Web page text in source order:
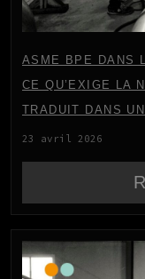
ASME BPE DANS
CE QU’EXIGE LA
TRADUIT DANS
23 avril 2026